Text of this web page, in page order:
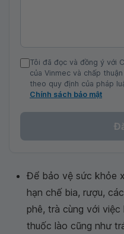
Tôi đã đọc và đồng ý với
của Vinmec và chấp
theo quy định của pháp
Chính sách bảo mật
Để bảo vệ sức khỏe
hạn chế bia, rượu,
phê, trà cùng với
thuốc lào cũng như